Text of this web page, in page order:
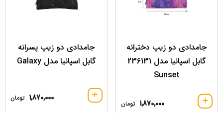
جامدادی دو زیپ دخترانه
گابل اسپانیا مدل 236131
Sunset
1,870,000 تومان
جامدادی دو زیپ پسرانه
گابل اسپانیا مدل Galaxy
1,870,000 تومان